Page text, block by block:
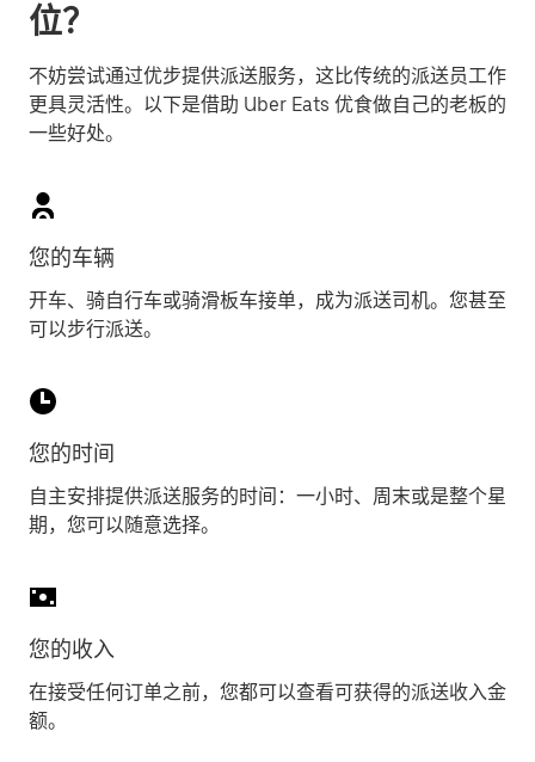
位？
不妨尝试通过优步提供派送服务，这比传统的派送员工作
更具灵活性。以下是借助 Uber Eats 优食做自己的老板的
一些好处。
您的车辆
开车、骑自行车或骑滑板车接单，成为派送司机。您甚至
可以步行派送。
您的时间
自主安排提供派送服务的时间：一小时、周末或是整个星
期，您可以随意选择。
您的收入
在接受任何订单之前，您都可以查看可获得的派送收入金
额。